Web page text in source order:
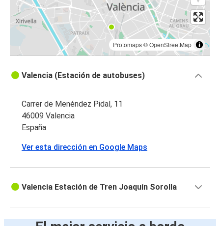
Protomaps©OpenStreetMap
Valencia (Estación de autobuses)
Carrer de Menéndez Pidal, 11
46009 Valencia
España
Ver esta dirección en Google Maps
Valencia Estación de Tren Joaquín Sorolla